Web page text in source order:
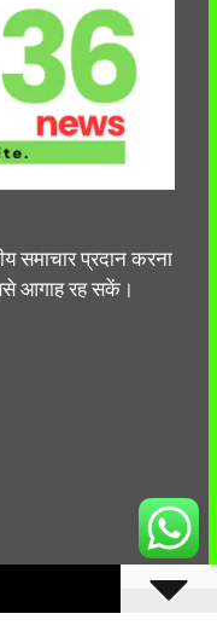
समाचार प्रदान करना
आगाह रह सकें।